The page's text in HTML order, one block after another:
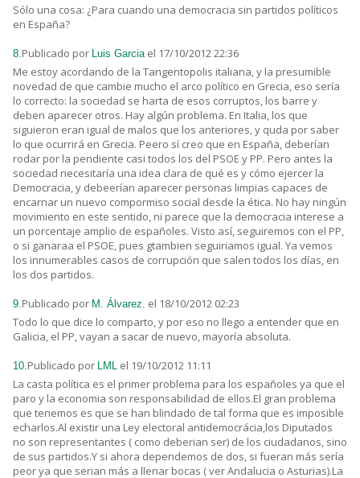
Sólo una cosa: ¿Para cuando una democracia sin partidos políticos
en España?
8.Publicado por Luis Garcia el 17/10/2012 22:36
Me estoy acordando de la Tangentopolis italiana, y la presumible
novedad de que cambie mucho el arco político en Grecia, eso sería
lo correcto: la sociedad se harta de esos corruptos, los barre y
deben aparecer otros. Hay algún problema. En Italia, los que
siguieron eran igual de malos que los anteriores, y quda por saber
lo que ocurrirá en Grecia. Peero sí creo que en España, deberían
rodar por la pendiente casi todos los del PSOE y PP. Pero antes la
sociedad necesitaría una idea clara de qué es y cómo ejercer la
Democracia, y debeerían aparecer personas limpias capaces de
encarnar un nuevo compormiso social desde la ética. No hay ningún
movimiento en este sentido, ni parece que la democracia interese a
un porcentaje amplio de españoles. Visto así, seguiremos con el PP,
o si ganaraa el PSOE, pues gtambien seguiriamos igual. Ya vemos
los innumerables casos de corrupción que salen todos los días, en
los dos partidos.
9.Publicado por M. Álvarez. el 18/10/2012 02:23
Todo lo que dice lo comparto, y por eso no llego a entender que en
Galicia, el PP, vayan a sacar de nuevo, mayoría absoluta.
10.Publicado por LML el 19/10/2012 11:11
La casta política es el primer problema para los españoles ya que el
paro y la economia son responsabilidad de ellos.El gran problema
que tenemos es que se han blindado de tal forma que es imposible
echarlos.Al existir una Ley electoral antidemocrácia,los Diputados
no son representantes ( como deberian ser) de los ciudadanos, sino
de sus partidos.Y si ahora dependemos de dos, si fueran más sería
peor ya que serian más a llenar bocas ( ver Andalucia o Asturias).La